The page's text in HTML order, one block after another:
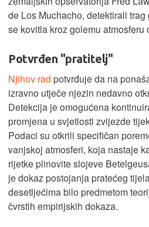
de Los Muchacho, detektirali
se kovitla kroz golemu atmosferu
Potvrđen "pratitelj"
Njihov rad potvrđuje da na
izravno utječe njezin nedavno
Detekcija je omogućena
promjena u svjetlosti zvijezde
Podaci su otkrili specifičan
vanjskoj atmosferi, koja nastaje
rijetke plinovite slojeve
je dokaz postojanja pratećeg
desetljećima bilo predmetom
čvrstih empirijskih dokaza.